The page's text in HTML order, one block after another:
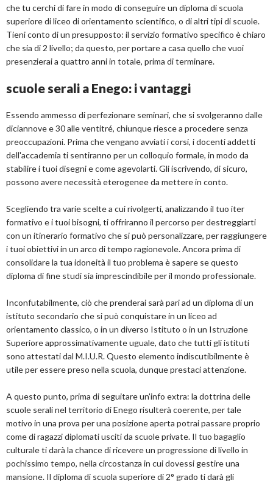
che tu cerchi di fare in modo di conseguire un diploma di scuola
superiore di liceo di orientamento scientifico, o di altri tipi di scuole.
Tieni conto di un presupposto: il servizio formativo specifico è chiaro
che sia di 2 livello; da questo, per portare a casa quello che vuoi
presenzierai a quattro anni in totale, prima di terminare.
scuole serali a Enego: i vantaggi
Essendo ammesso di perfezionare seminari, che si svolgeranno dalle
diciannove e 30 alle ventitré, chiunque riesce a procedere senza
preoccupazioni. Prima che vengano avviati i corsi, i docenti addetti
dell'accademia ti sentiranno per un colloquio formale, in modo da
stabilire i tuoi disegni e come agevolarti. Gli iscrivendo, di sicuro,
possono avere necessità eterogenee da mettere in conto.
Scegliendo tra varie scelte a cui rivolgerti, analizzando il tuo iter
formativo e i tuoi bisogni, ti offriranno il percorso per destreggiarti
con un itinerario formativo che si può personalizzare, per raggiungere
i tuoi obiettivi in un arco di tempo ragionevole. Ancora prima di
consolidare la tua idoneità il tuo problema è sapere se questo
diploma di fine studi sia imprescindibile per il mondo professionale.
Inconfutabilmente, ciò che prenderai sarà pari ad un diploma di un
istituto secondario che si può conquistare in un liceo ad
orientamento classico, o in un diverso Istituto o in un Istruzione
Superiore approssimativamente uguale, dato che tutti gli istituti
sono attestati dal M.I.U.R. Questo elemento indiscutibilmente è
utile per essere preso nella scuola, dunque prestaci attenzione.
A questo punto, prima di seguitare un'info extra: la dottrina delle
scuole serali nel territorio di Enego risulterà coerente, per tale
motivo in una prova per una posizione aperta potrai passare proprio
come di ragazzi diplomati usciti da scuole private. Il tuo bagaglio
culturale ti darà la chance di ricevere un progressione di livello in
pochissimo tempo, nella circostanza in cui dovessi gestire una
mansione. Il diploma di scuola superiore di 2° grado ti darà gli